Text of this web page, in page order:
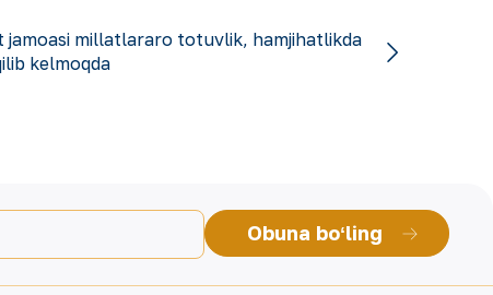
jamoasi millatlararo totuvlik, hamjihatlikda
kelmoqda
Obuna boʻling